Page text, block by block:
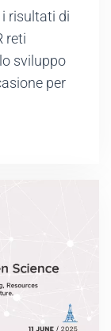
i risultati di
reti
sviluppo
per